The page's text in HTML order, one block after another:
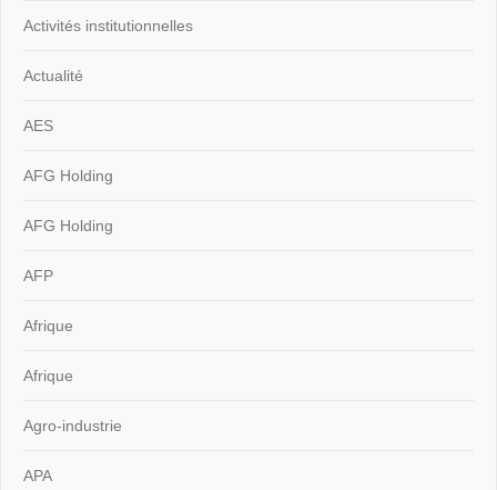
Activités institutionnelles
Actualité
AES
AFG Holding
AFG Holding
AFP
Afrique
Afrique
Agro-industrie
APA